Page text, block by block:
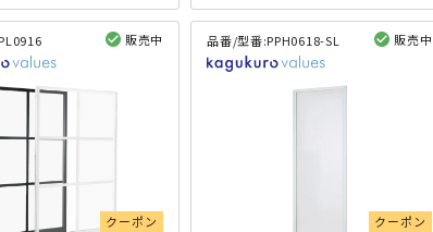
PL0916
販売中
クーポン
品番/型番:PPH0618-SL
販売中
クーポン